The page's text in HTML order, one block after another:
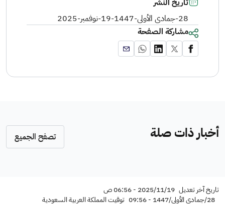
تاريخ النشر
28-جمادى الأولى-1447
-19-نوفمبر-2025
مشاركة الصفحة
أخبار ذات صلة تصفح الجميع
تاريخ آخر تعديل 2025/11/19 - 06:56 ص
28/جمادى الأولى/1447 - 09:56
توقيت المملكة العربية السعودية